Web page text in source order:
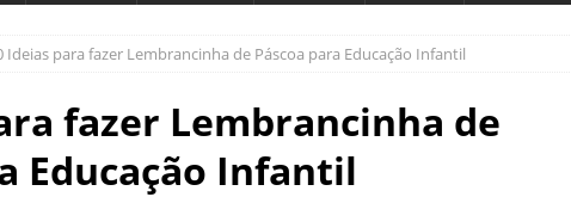
Ideias para fazer Lembrancinha de Páscoa para Educação Infantil
fazer Lembrancinha de
Educação Infantil